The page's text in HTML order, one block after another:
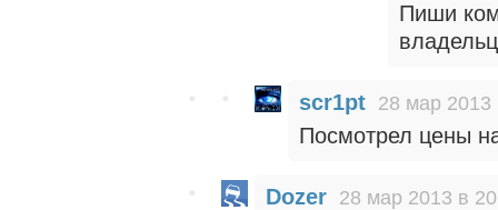
Пиши
scr1pt 28 мар 2013
Посмотрел цены
Dozer 28 мар 2013 в